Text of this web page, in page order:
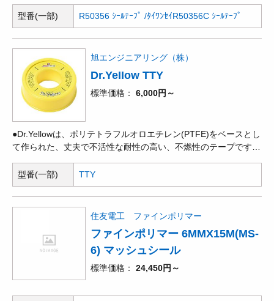
融アルカリ金属、三フッ化塩素には侵されるため使用できませ
ん。)
型番(一部) R50356 ｼｰﾙﾃｰﾌﾟ /ﾀｲﾜﾝｾｲR50356C ｼｰﾙﾃｰﾌﾟ
旭エンジニアリング（株）
Dr.YeIIow TTY
標準価格 6,000円～
●Dr.Yellowは、ポリテトラフルオロエチレン(PTFE)をベースとし
て作られた、丈夫で不活性な耐性の高い、不燃性のテープです。
定の20%を大幅に上回っており、破れることなく、ネジの凹凸に
密着し完全なシールを形成します。●さらに確実なシール効果を
得るため、独自の技術で『見かけ密度』を低くした優れた製品で
す。パイプに伸ばして巻くだけで、即完全シールします。
型番(一部) TTY
住友電工 ファインポリマー
ファインポリマー 6MMX15M(MS-
6) マッシュシール
標準価格 24,450円～